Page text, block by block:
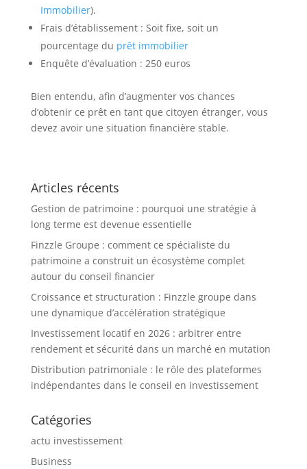
Immobilier).
Frais d’établissement : Soit fixe, soit un
pourcentage du prêt immobilier
Enquête d’évaluation : 250 euros
Bien entendu, afin d’augmenter vos chances
d’obtenir ce prêt en tant que citoyen étranger, vous
devez avoir une situation financière stable.
Articles récents
Gestion de patrimoine : pourquoi une stratégie à
long terme est devenue essentielle
Finzzle Groupe : comment ce spécialiste du
patrimoine a construit un écosystème complet
autour du conseil financier
Croissance et structuration : Finzzle groupe dans
une dynamique d’accélération stratégique
Investissement locatif en 2026 : arbitrer entre
rendement et sécurité dans un marché en mutation
Distribution patrimoniale : le rôle des plateformes
indépendantes dans le conseil en investissement
Catégories
actu investissement
Business